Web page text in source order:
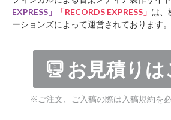
EXPRESS」
「RECORDS EXPRESS」 は、
ーションズによって運営されております。
お見積りは
※ご注文、ご入稿の際は入稿規約を